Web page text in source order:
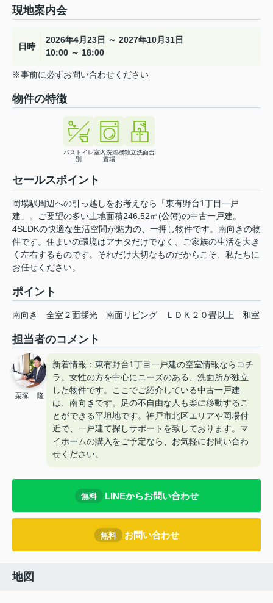
現地案内会
日時
2026年4月23日 ～ 2027年10月31日
10:00 ～ 18:00
※事前に必ずお問い合わせください
物件の特徴
バストイレ
別
室内洗濯機
置場
独立洗面台
セールスポイント
岡場駅周辺への引っ越しをお考えなら「東有野台1丁目一戸
建」。ご要望の多い土地面積246.52㎡(公簿)の中古一戸建。
4SLDKの快適な生活空間が魅力の、一押し物件です。南向きの物
件です。住まいの環境はアナタだけでなく、ご家族の生活を大き
く左右するものです。それだけ大切なものだからこそ、私たちに
お任せください。
ポイント
南向き 全室２面採光 南面リビング ＬＤＫ２０畳以上 和室
担当者のコメント
栗塚 隆
新着情報：東有野台1丁目一戸建の空室情報ならコチ
ラ。女性の方を中心にニーズのある、洗面所が独立
した物件です。ここでご紹介している中古一戸建
は、南向きです。足の不自由な人も楽に移動するこ
とができる平坦地です。神戸市北区エリアや岡場付
近で、一戸建て探しサポートを致しております。マ
イホームの購入をご予定なら、お気軽にお問い合わ
せください。
無料 LINEからお問い合わせ
無料 お問い合わせ
地図